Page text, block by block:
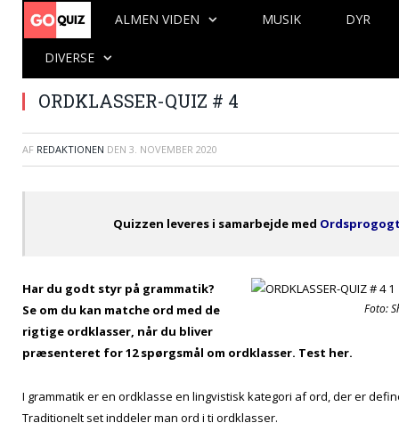
ALMEN VIDEN MUSIK DYR
DIVERSE
ORDKLASSER-QUIZ # 4
AF REDAKTIONEN DEN 3. NOVEMBER 2020
Quizzen leveres i samarbejde med
Foto:
Har du godt styr på grammatik?
Se om du kan matche ord med de
rigtige ordklasser, når du bliver
præsenteret for 12 spørgsmål om ordklasser. Test her.
I grammatik er en ordklasse en lingvistisk kategori af ord, der er
Traditionelt set inddeler man ord i ti ordklasser.